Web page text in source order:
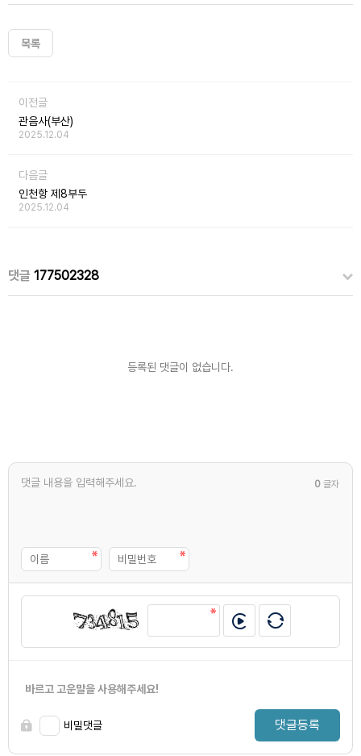
목록
이전글
관음사(부산)
2025.12.04
다음글
인천항 제8부두
2025.12.04
댓글 177502328
등록된 댓글이 없습니다.
0 글자
바르고 고운말을 사용해주세요!
비밀댓글 댓글등록